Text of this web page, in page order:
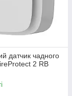
датчик чадного
2 RB